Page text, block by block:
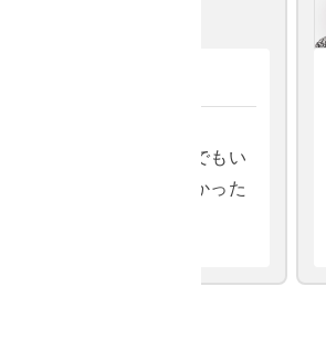
すかったこと、少しでもい
ることがとても嬉しかった